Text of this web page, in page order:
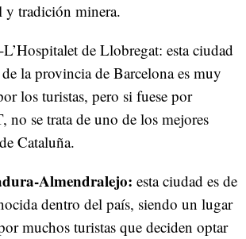
y tradición minera.
de Llobregat: esta ciudad
la provincia de Barcelona es muy
los turistas, pero si fuese por
no se trata de uno de los mejores
Cataluña.
Almendralejo: esta ciudad es de
dentro del país, siendo un lugar
muchos turistas que deciden optar